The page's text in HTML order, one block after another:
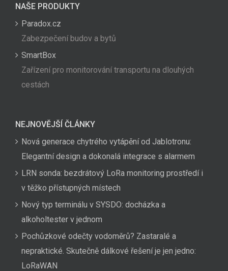
NAŠE PRODUKTY
Paradox.cz
Zabezpečení budov a bytů
SmartBox
Zařízení pro monitorování transportu na dlouhých
cestách
NEJNOVĚJŠÍ ČLÁNKY
Nová generace chytrého vytápění od Jablotronu:
Elegantní design a dokonalá integrace s alarmem
LRN sonda: bezdrátový LoRa monitoring prostředí i
v těžko přístupných místech
Nový typ terminálu v SYSDO: docházka a
alkoholtester v jednom
Pochůzkové odečty vodoměrů? Zastaralé a
nepraktické. Skutečně dálkové řešení je jen jedno:
LoRaWAN